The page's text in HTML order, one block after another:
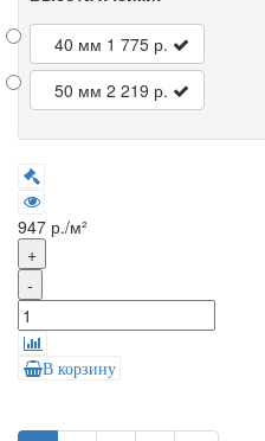
40 мм 1 775 р.
50 мм 2 219 р.
947 р./м²
+
-
В корзину